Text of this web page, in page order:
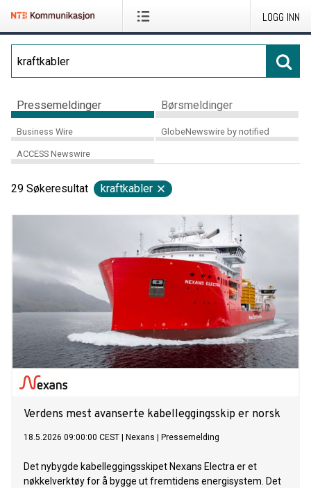
LOGG INN
Pressemeldinger Børsmeldinger
Business Wire GlobeNewswire by notified
ACCESS Newswire
29 Søkeresultat kraftkabler
Verdens mest avanserte kabelleggingsskip er norsk
18.5.2026 09:00:00 CEST Nexans Pressemelding
Det nybygde kabelleggingsskipet Nexans Electra er et
nøkkelverktøy for å bygge ut fremtidens energisystem. Det